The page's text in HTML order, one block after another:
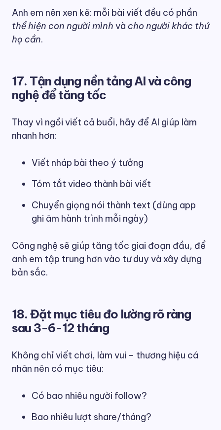
Anh em nên xen kẽ: mỗi bài viết đều có phần
thể hiện con người mình và cho người khác thứ
họ cần.
17. Tận dụng nền tảng AI và công
nghệ để tăng tốc
Thay vì ngồi viết cả buổi, hãy để AI giúp làm
nhanh hơn:
Viết nháp bài theo ý tưởng
Tóm tắt video thành bài viết
Chuyển giọng nói thành text (dùng app
ghi âm hành trình mỗi ngày)
Công nghệ sẽ giúp tăng tốc giai đoạn đầu, để
anh em tập trung hơn vào tư duy và xây dựng
bản sắc.
18. Đặt mục tiêu đo lường rõ ràng
sau 3-6-12 tháng
Không chỉ viết chơi, làm vui – thương hiệu cá
nhân nên có mục tiêu:
Có bao nhiêu người follow?
Bao nhiêu lượt share/tháng?